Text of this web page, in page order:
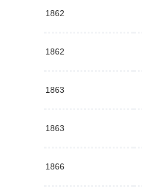
1862
1862
1863
1863
1866